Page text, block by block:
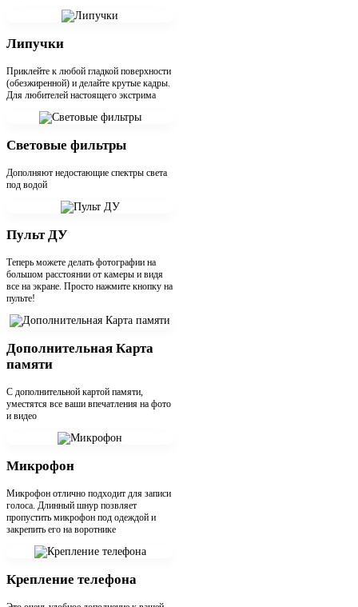
Липучки
Приклейте к любой гладкой поверхности
(обезжиренной) и делайте крутые кадры.
Для любителей настоящего экстрима
Световые фильтры
Дополняют недостающие спектры света
под водой
Пульт ДУ
Теперь можете делать фотографии на
большом расстоянии от камеры и видя
все на экране. Просто нажмите кнопку на
пульте!
Дополнительная Карта
памяти
С дополнительной картой памяти,
уместятся все ваши впечатления на фото
и видео
Микрофон
Микрофон отлично подходит для записи
голоса. Длинный шнур позвляет
пропустить микрофон под одеждой и
закрепить его на воротнике
Крепление телефона